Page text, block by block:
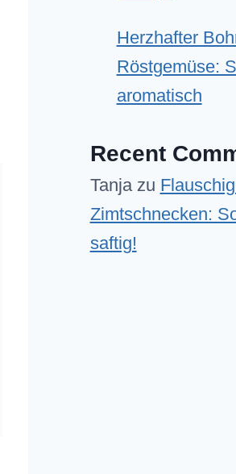
Herzhafter
Röstgemüse:
aromatisch
Recent
Tanjazu
Zimtschnecken:
saftig!